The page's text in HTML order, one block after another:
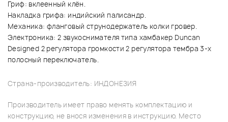
Гриф: вклеенный клён.
Накладка грифа: индийский палисандр.
Механика: фланговый струнодержатель колки гровер.
Электроника: 2 звукоснимателя типа хамбакер Duncan
Designed 2 регулятора громкости 2 регулятора тембра 3-х
полосный переключатель.
Страна-производитель: ИНДОНЕЗИЯ
Производитель имеет право менять комплектацию и
конструкцию, не внося изменения в инструкцию. Место